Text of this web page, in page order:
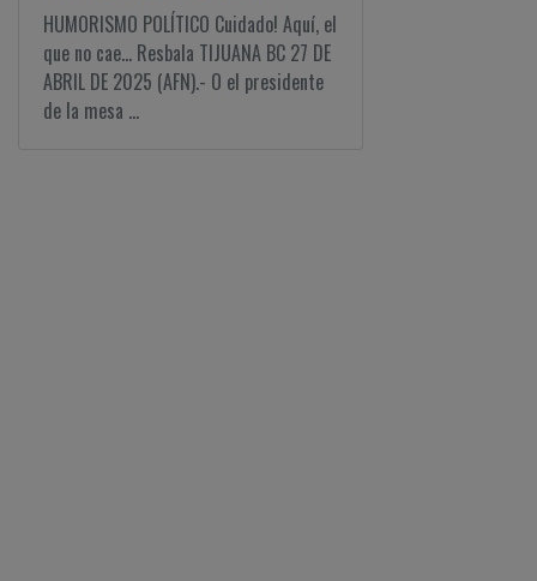
HUMORISMO POLÍTICO Cuidado! Aquí, el
que no cae... Resbala TIJUANA BC 27 DE
ABRIL DE 2025 (AFN).- O el presidente
de la mesa ...